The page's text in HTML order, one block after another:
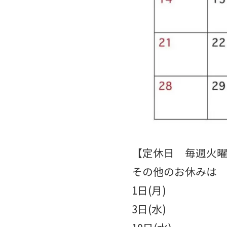
【定休日 毎週火
その他のお休みは
1日(月)
3日(水)